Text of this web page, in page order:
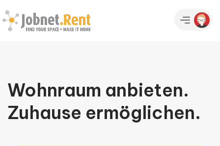
Wohnraum anbieten.
Zuhause ermöglichen.